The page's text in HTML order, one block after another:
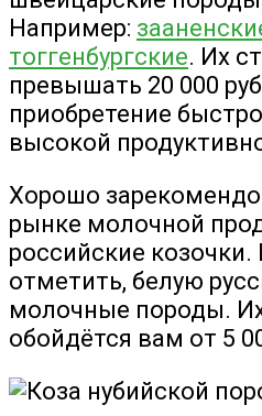
Например:
тоггенбургские. Их
превышать 20 000
приобретение
высокой
Хорошо
рынке молочной
российские
отметить, белую
молочные породы.
обойдётся вам от 5